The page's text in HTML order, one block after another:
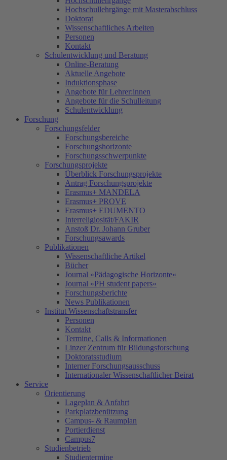
Hochschullehrgänge mit Masterabschluss
Doktorat
Wissenschaftliches Arbeiten
Personen
Kontakt
Schulentwicklung und Beratung
Online-Beratung
Aktuelle Angebote
Induktionsphase
Angebote für Lehrer:innen
Angebote für die Schulleitung
Schulentwicklung
Forschung
Forschungsfelder
Forschungsbereiche
Forschungshorizonte
Forschungsschwerpunkte
Forschungsprojekte
Überblick Forschungsprojekte
Antrag Forschungsprojekte
Erasmus+ MANDELA
Erasmus+ PROVE
Erasmus+ EDUMENTO
Interreligiosität/FAKIR
Anstoß Dr. Johann Gruber
Forschungsawards
Publikationen
Wissenschaftliche Artikel
Bücher
Journal »Pädagogische Horizonte«
Journal »PH student papers«
Forschungsberichte
News Publikationen
Institut Wissenschaftstransfer
Personen
Kontakt
Termine, Calls & Informationen
Linzer Zentrum für Bildungsforschung
Doktoratsstudium
Interner Forschungsausschuss
Internationaler Wissenschaftlicher Beirat
Service
Orientierung
Lageplan & Anfahrt
Parkplatzbenützung
Campus- & Raumplan
Portierdienst
Campus7
Studienbetrieb
Studientermine